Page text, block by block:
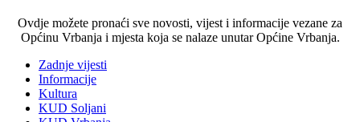
Ovdje možete pronaći sve novosti, vijest i informacije vezane za
Općinu Vrbanja i mjesta koja se nalaze unutar Općine Vrbanja.
Zadnje vijesti
Informacije
Kultura
KUD Soljani